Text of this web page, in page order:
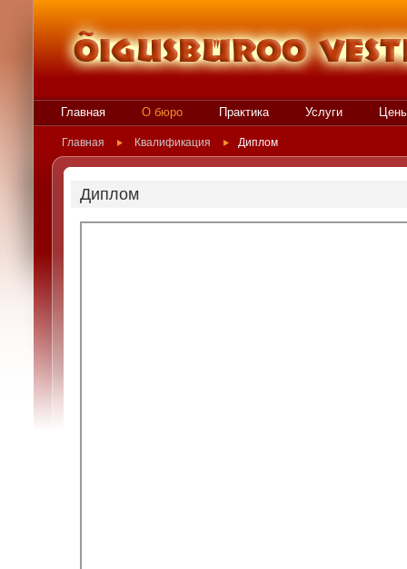
Главная О бюро Практика Услуги
Главная Квалификация Диплом
Диплом